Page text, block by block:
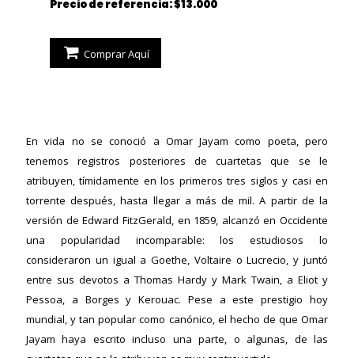
Precio de referencia: $13.000
Comprar Aquí
En vida no se conoció a Omar Jayam como poeta, pero
tenemos registros posteriores de cuartetas que se le
atribuyen, tímidamente en los primeros tres siglos y casi en
torrente después, hasta llegar a más de mil. A partir de la
versión de Edward FitzGerald, en 1859, alcanzó en Occidente
una popularidad incomparable: los estudiosos lo
consideraron un igual a Goethe, Voltaire o Lucrecio, y juntó
entre sus devotos a Thomas Hardy y Mark Twain, a Eliot y
Pessoa, a Borges y Kerouac. Pese a este prestigio hoy
mundial, y tan popular como canónico, el hecho de que Omar
Jayam haya escrito incluso una parte, o algunas, de las